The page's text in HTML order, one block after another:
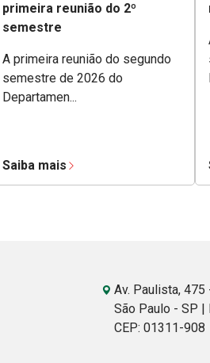
primeira reunião do 2º
semestre
A primeira reunião do segundo
semestre de 2026 do
Departamen...
Saiba mais
Av. Paulista, 475
São Paulo - SP |
CEP: 01311-908